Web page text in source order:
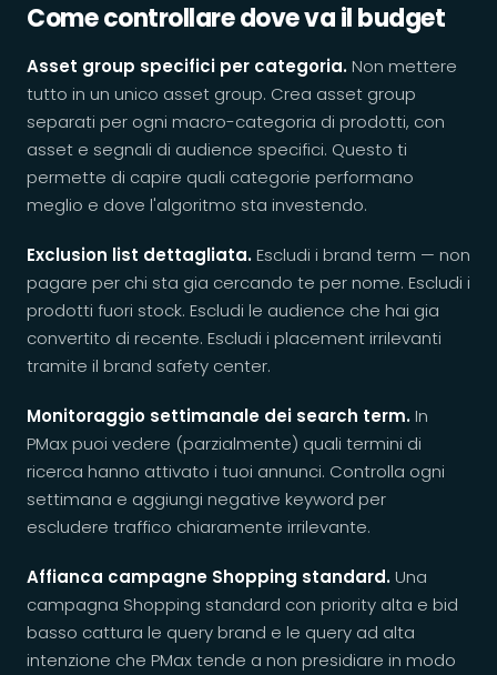
Come controllare dove va il budget
Asset group specifici per categoria. Non mettere
tutto in un unico asset group. Crea asset group
separati per ogni macro-categoria di prodotti, con
asset e segnali di audience specifici. Questo ti
permette di capire quali categorie performano
meglio e dove l'algoritmo sta investendo.
Exclusion list dettagliata. Escludi i brand term — non
pagare per chi sta gia cercando te per nome. Escludi i
prodotti fuori stock. Escludi le audience che hai gia
convertito di recente. Escludi i placement irrilevanti
tramite il brand safety center.
Monitoraggio settimanale dei search term. In
PMax puoi vedere (parzialmente) quali termini di
ricerca hanno attivato i tuoi annunci. Controlla ogni
settimana e aggiungi negative keyword per
escludere traffico chiaramente irrilevante.
Affianca campagne Shopping standard. Una
campagna Shopping standard con priority alta e bid
basso cattura le query brand e le query ad alta
intenzione che PMax tende a non presidiare in modo